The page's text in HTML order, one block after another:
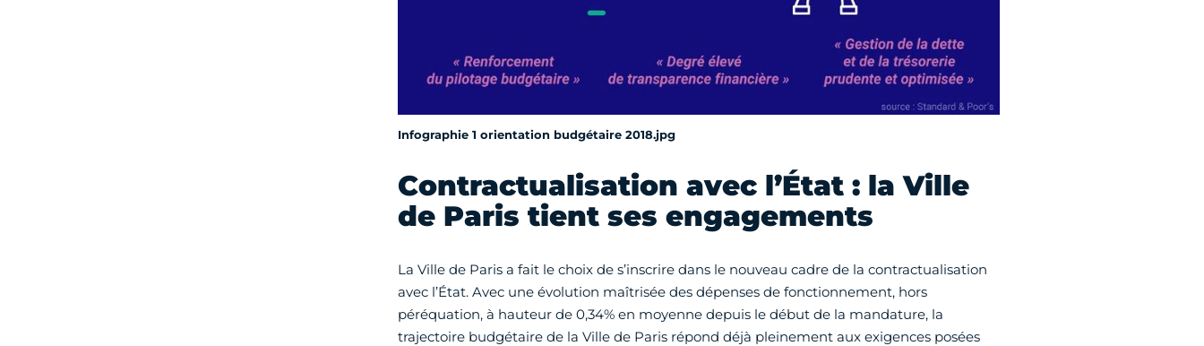
Infographie 1 orientation budgétaire 2018.jpg
Contractualisation avec l’État : la Ville
de Paris tient ses engagements
La Ville de Paris a fait le choix de s’inscrire dans le nouveau cadre de la contractualisation
avec l’État. Avec une évolution maîtrisée des dépenses de fonctionnement, hors
péréquation, à hauteur de 0,34% en moyenne depuis le début de la mandature, la
trajectoire budgétaire de la Ville de Paris répond déjà pleinement aux exigences posées